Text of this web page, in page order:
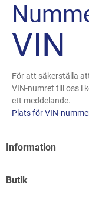
VIN
För att säkerställa
VIN-numret till oss i
ett meddelande.
Plats för VIN-
Information
Butik